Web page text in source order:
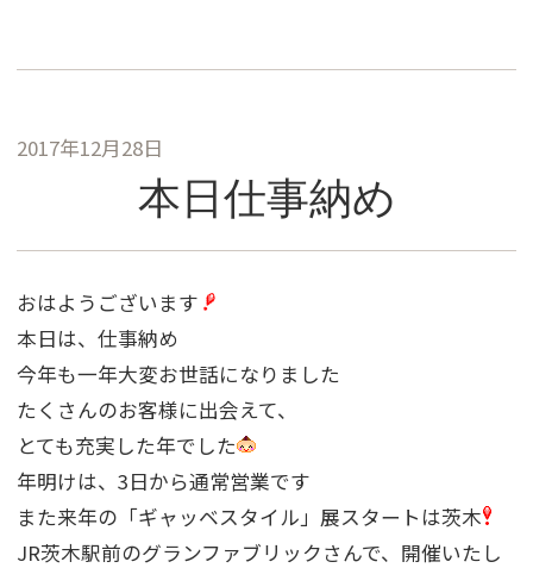
2017年12月28日
本日仕事納め
おはようございます
本日は、仕事納め
今年も一年大変お世話になりました
たくさんのお客様に出会えて、
とても充実した年でした
年明けは、3日から通常営業です
また来年の「ギャッベスタイル」展スタートは茨木
JR茨木駅前のグランファブリックさんで、開催いたし